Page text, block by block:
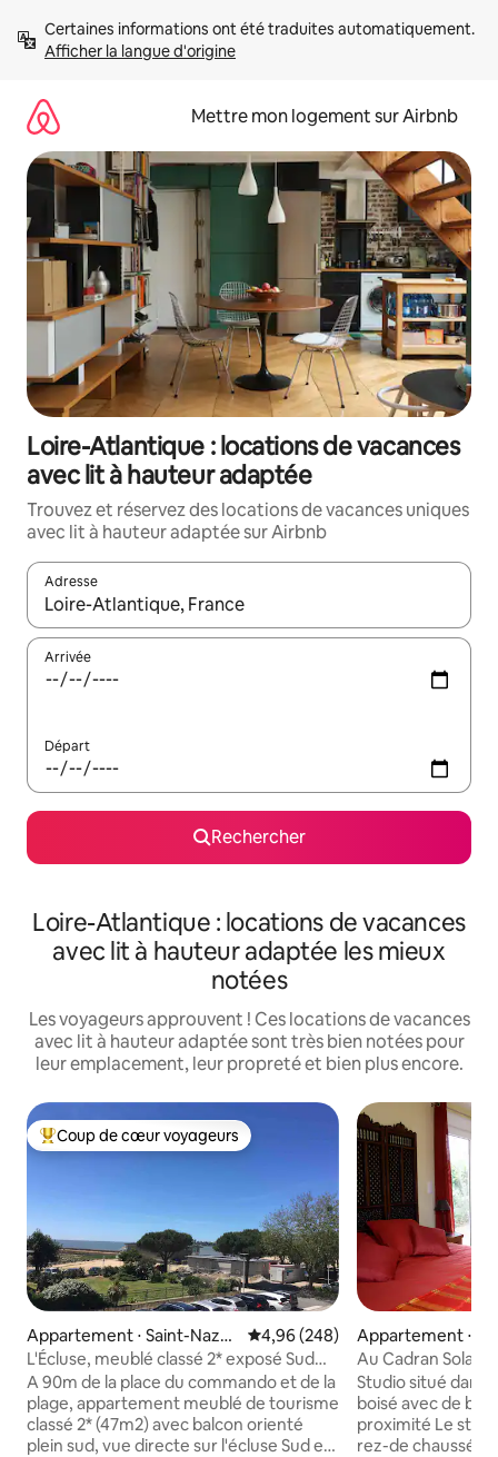
directement
Afficher la langue d'origine
Mettre mon logement sur Airbnb
Loire-Atlantique : locations de vacances
avec lit à hauteur adaptée
Trouvez et réservez des locations de vacances uniques
avec lit à hauteur adaptée sur Airbnb
Adresse
Lorsque les résultats s'affichent, utilisez les flèches vers le
Arrivée
Départ
Rechercher
Loire-Atlantique : locations de vacances
avec lit à hauteur adaptée les mieux
notées
Les voyageurs approuvent ! Ces locations de vacances
avec lit à hauteur adaptée sont très bien notées pour
leur emplacement, leur propreté et bien plus encore.
Coups de cœur voyageurs les plus appréciés
Coup de cœur voyageurs
Appartement ⋅ Saint-Nazair
e
Évaluation moyenne sur la
4,96 (248)
L'Écluse, meublé classé 2* exposé Sud
vue mer
A 90m de la place du commando et de la
plage, appartement meublé de tourisme
classé 2* (47m2) avec balcon orienté
plein sud, vue directe sur l'écluse Sud et
Appartement ⋅
Au Cadran Solaire :
Meublé
Studio situé dans
boisé avec de
proximité Le
rez-de